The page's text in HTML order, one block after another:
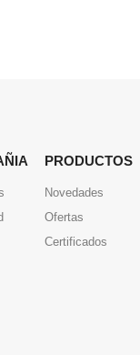
PRODUCTOS
Novedades
Ofertas
Certificados